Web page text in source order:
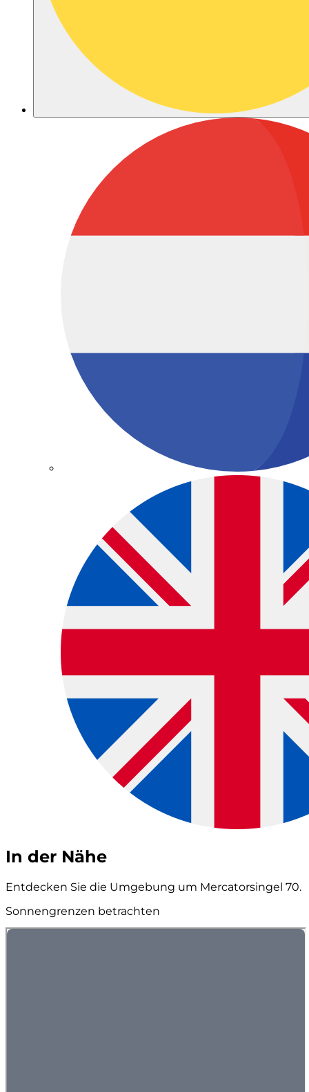
In der Nähe
Entdecken Sie die Umgebung um Mercatorsingel 70.
Sonnengrenzen betrachten